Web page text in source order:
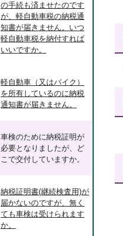
の手続も済ませたのです
が、軽自動車税の納税通
知書が届きません。いつ
軽自動車税を納付すれば
いいですか。
軽自動車（又はバイク）
を所有しているのに納税
通知書が届きません。
車検のために納税証明が
必要となりましたが、ど
こで交付していますか。
納税証明書(継続検査用)が
届かないのですが、無く
ても車検は受けられます
か。